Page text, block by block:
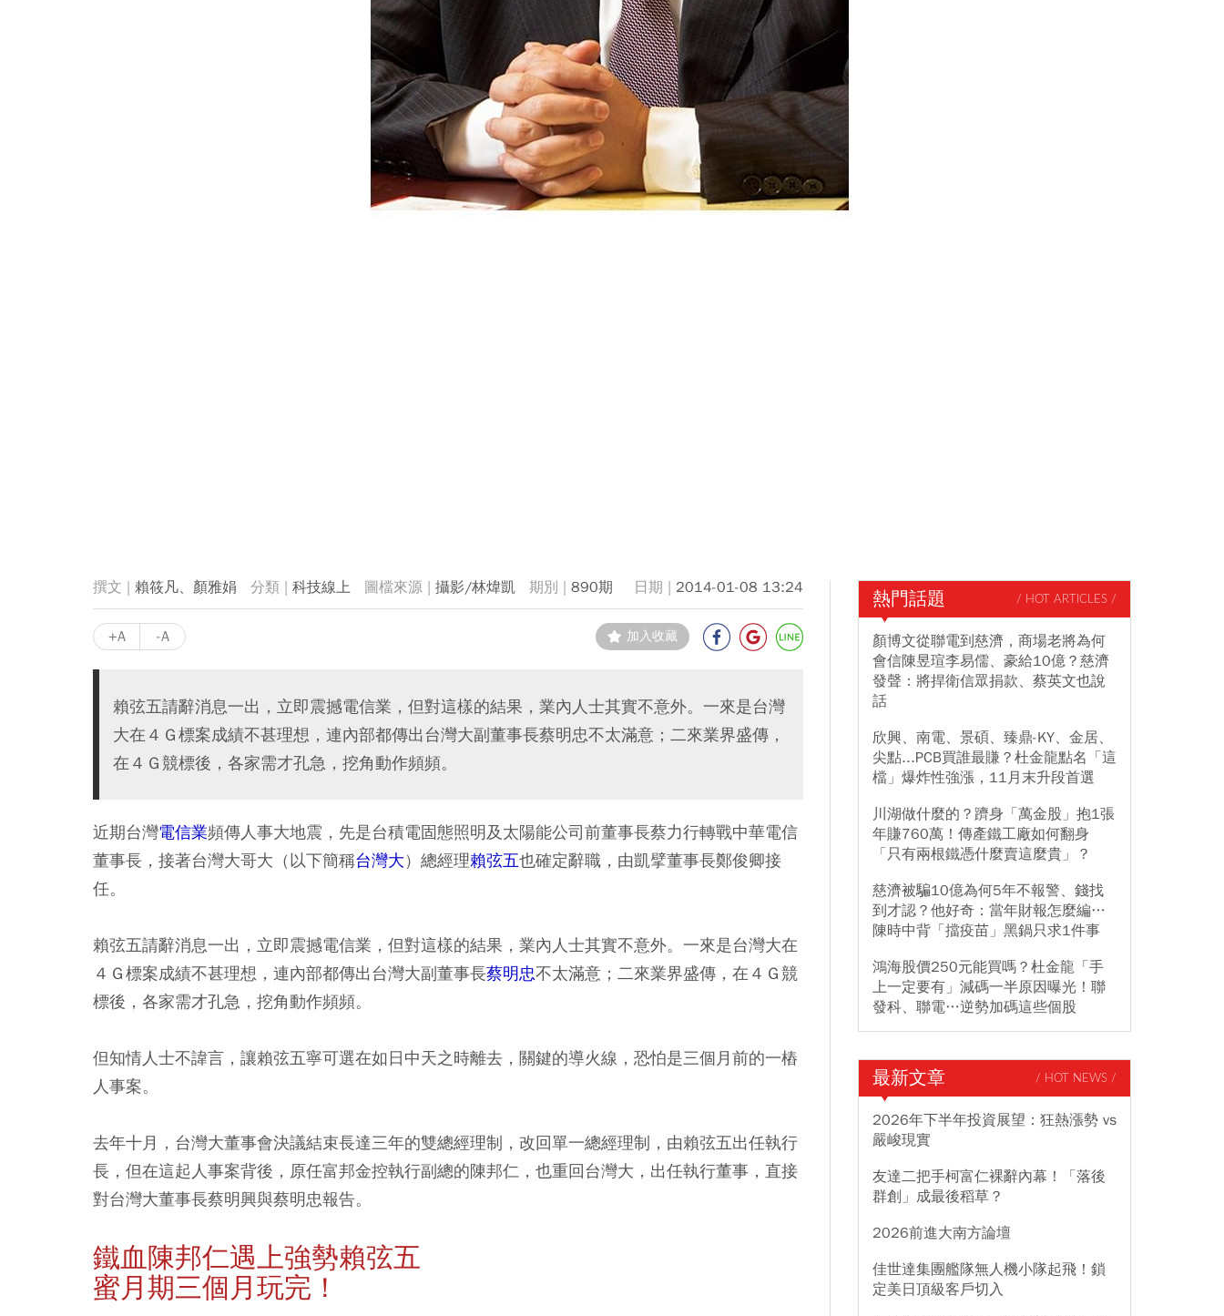
賴筱凡、顏雅娟 科技線上 攝影/林煒凱 890期 2014-01-08 13:24
+A -A 加入收藏
賴弦五請辭消息一出，立即震撼電信業，但對這樣的結果，業內人士其實不意外。一來是台灣
大在４Ｇ標案成績不甚理想，連內部都傳出台灣大副董事長蔡明忠不太滿意；二來業界盛傳，
在４Ｇ競標後，各家需才孔急，挖角動作頻頻。
近期台灣電信業頻傳人事大地震，先是台積電固態照明及太陽能公司前董事長蔡力行轉戰中華電信
董事長，接著台灣大哥大（以下簡稱台灣大）總經理賴弦五也確定辭職，由凱擘董事長鄭俊卿接
任。
賴弦五請辭消息一出，立即震撼電信業，但對這樣的結果，業內人士其實不意外。一來是台灣大在
４Ｇ標案成績不甚理想，連內部都傳出台灣大副董事長蔡明忠不太滿意；二來業界盛傳，在４Ｇ競
標後，各家需才孔急，挖角動作頻頻。
但知情人士不諱言，讓賴弦五寧可選在如日中天之時離去，關鍵的導火線，恐怕是三個月前的一樁
人事案。
去年十月，台灣大董事會決議結束長達三年的雙總經理制，改回單一總經理制，由賴弦五出任執行
長，但在這起人事案背後，原任富邦金控執行副總的陳邦仁，也重回台灣大，出任執行董事，直接
對台灣大董事長蔡明興與蔡明忠報告。
鐵血陳邦仁遇上強勢賴弦五
蜜月期三個月玩完！
熱門話題 / HOT ARTICLES /
顏博文從聯電到慈濟，商場老將為何
會信陳昱瑄李易儒、豪給10億？慈濟
發聲：將捍衛信眾捐款、蔡英文也說
話
欣興、南電、景碩、臻鼎-KY、金居、
尖點...PCB買誰最賺？杜金龍點名「這
檔」爆炸性強漲，11月末升段首選
川湖做什麼的？躋身「萬金股」抱1張
年賺760萬！傳產鐵工廠如何翻身
「只有兩根鐵憑什麼賣這麼貴」？
慈濟被騙10億為何5年不報警、錢找
到才認？他好奇：當年財報怎麼編…
陳時中背「擋疫苗」黑鍋只求1件事
鴻海股價250元能買嗎？杜金龍「手
上一定要有」減碼一半原因曝光！聯
發科、聯電…逆勢加碼這些個股
最新文章 / HOT NEWS /
2026年下半年投資展望：狂熱漲勢 vs
嚴峻現實
友達二把手柯富仁裸辭內幕！「落後
群創」成最後稻草？
2026前進大南方論壇
佳世達集團艦隊無人機小隊起飛！鎖
定美日頂級客戶切入